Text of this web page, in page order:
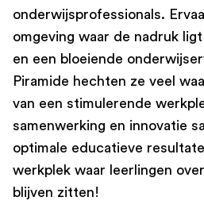
onderwijsprofessionals.
omgeving waar de nadruk
en een bloeiende
Piramide hechten ze veel
van een stimulerende
samenwerking en innovatie
optimale educatieve
werkplek waar leerlingen
blijven zitten!